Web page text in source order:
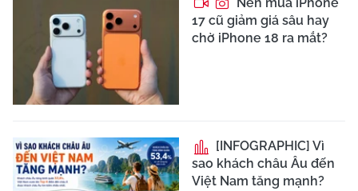
17 cũ giảm giá sâu hay
chờ iPhone 18 ra mắt?
[INFOGRAPHIC] Vì
sao khách châu Âu đến
Việt Nam tăng mạnh?